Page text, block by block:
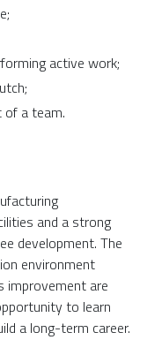
active work;
of a team.
and a strong
development. The
environment
improvement are
to learn
a long-term career.